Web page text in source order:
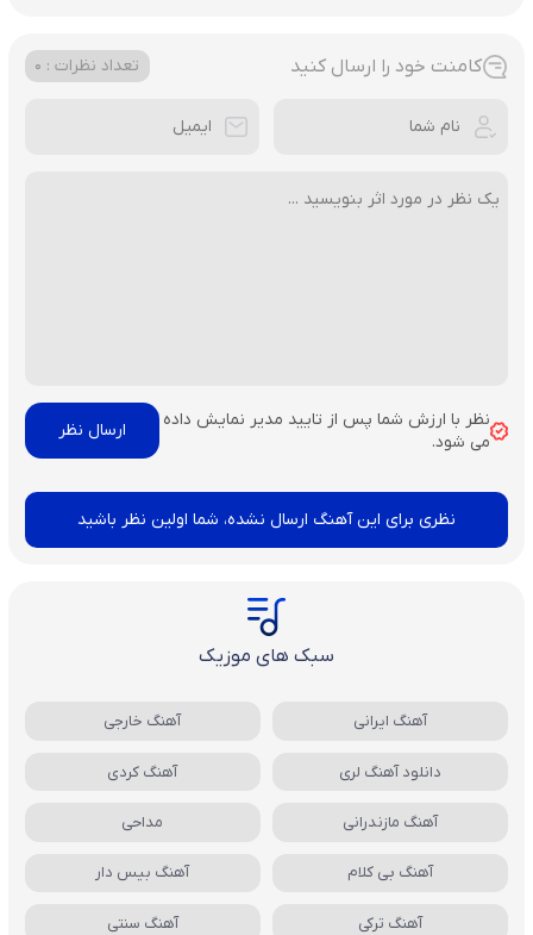
کامنت خود را ارسال کنید تعداد نظرات : 0
نظر با ارزش شما پس از تایید مدیر نمایش داده
می شود.
نظری برای این آهنگ ارسال نشده، شما اولین نظر باشید
سبک های موزیک
آهنگ ایرانی آهنگ خارجی
دانلود آهنگ لری آهنگ کردی
آهنگ مازندرانی مداحی
آهنگ بی کلام آهنگ بیس دار
آهنگ ترکی آهنگ سنتی